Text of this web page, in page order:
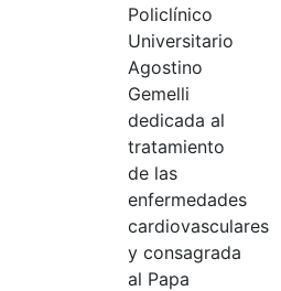
Policlínico
Universitario
Agostino
Gemelli
dedicada al
tratamiento
de las
enfermedades
cardiovasculares
y consagrada
al Papa